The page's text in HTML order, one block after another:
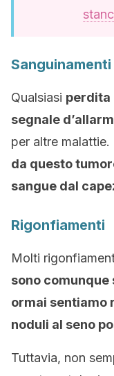
Qualsiasi perdita
segnale
per altre malattie.
da questo
sangue dal
Rigonfiamenti
Molti
sono comunque
ormai sentiamo
noduli al seno
Tuttavia, non